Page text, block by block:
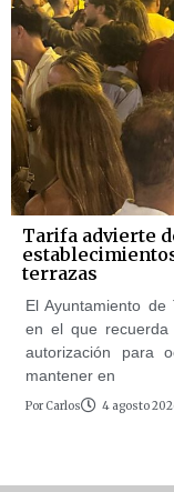
Tarifa advierte
terrazas
El Ayuntamiento
en el que recuerda
autorización para
mantener en
Por Carlos 4 agosto